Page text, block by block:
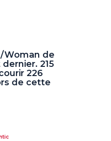
Woman de
215
226
de cette